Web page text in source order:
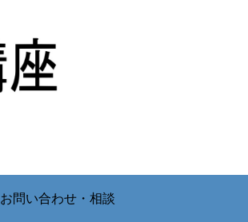
お問い合わせ・相談